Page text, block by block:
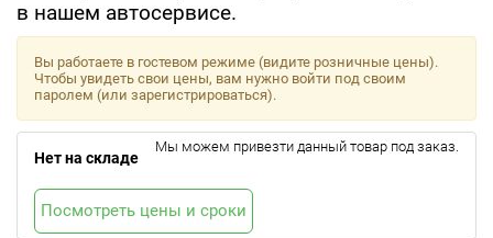
в нашем автосервисе.
Вы работаете в гостевом режиме (видите розничные цены).
Чтобы увидеть свои цены, вам нужно войти под своим
паролем (или зарегистрироваться).
Нет на складе
Мы можем привезти данный товар под заказ.
Посмотреть цены и сроки